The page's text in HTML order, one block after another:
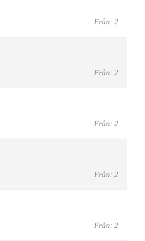
Från: 2
Från: 2
Från: 2
Från: 2
Från: 2